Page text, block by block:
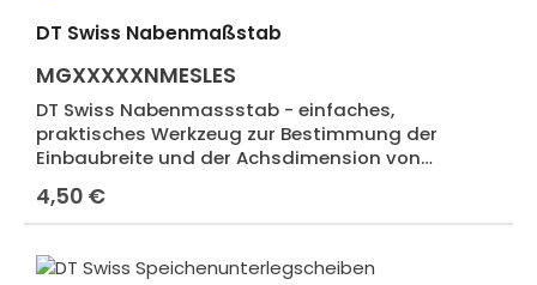
DT Swiss Nabenmaßstab
MGXXXXXNMESLES
DT Swiss Nabenmassstab - einfaches,
praktisches Werkzeug zur Bestimmung der
Einbaubreite und der Achsdimension von
Vorderrad- oder Hinterradnaben. Einfach in die
Nabe stecken und auf dem Lineal die
entsprechenden Einbaumasse ablesen.
Regulärer Preis:
4,50 €